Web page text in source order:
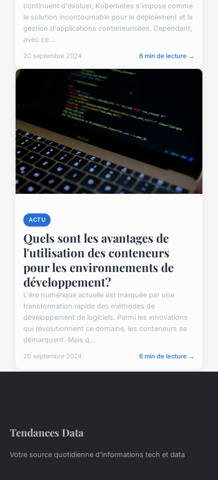
continuent d'évoluer, Kubernetes s'impose comme
la solution incontournable pour le déploiement et la
gestion d'applications conteneurisées. Cependant,
avec ce...
20 septembre 2024 6 min de lecture →
ACTU
Quels sont les avantages de
l'utilisation des conteneurs
pour les environnements de
développement?
L'ère numérique actuelle est marquée par une
transformation rapide des méthodes de
développement de logiciels. Parmi les innovations
qui révolutionnent ce domaine, les conteneurs se
démarquent. Mais q...
20 septembre 2024 6 min de lecture →
Tendances Data
Votre source quotidienne d'informations tech et data